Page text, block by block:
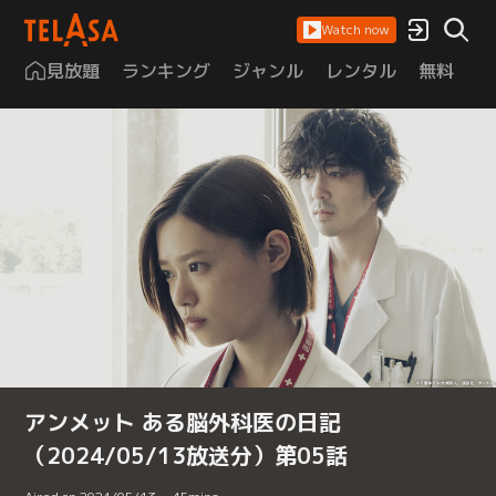
Watch now
見放題 ランキング ジャンル レンタル 無料
アンメット ある脳外科医の日記
（2024/05/13放送分）第05話